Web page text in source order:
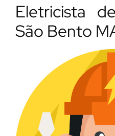
Eletricista
São Bento